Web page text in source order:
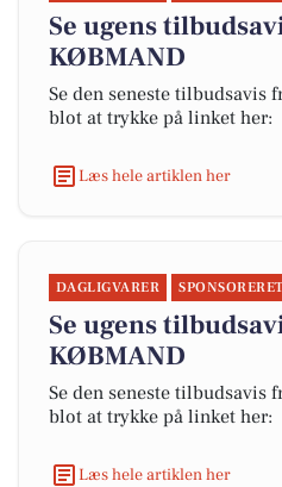
Se ugens
KØBMAND
Se den seneste tilbudsavis
blot at trykke på linket her:
Læs hele artiklen her
DAGLIGVARER SPONSORERET
Se ugens
KØBMAND
Se den seneste tilbudsavis
blot at trykke på linket her:
Læs hele artiklen her